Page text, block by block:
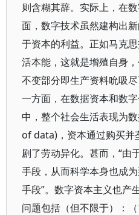
则含糊其辞。实际上，在
面，数字技术虽然建构出
于资本的利益。正如马克
活本能，这就是增殖自身
不变部分即生产资料吮吸
一方面，在数据资本和数
中，整个社会生活表现为
of data)，资本通过购买并
剧了劳动异化。甚而，“由
手段，从而科学本身也成
手段”。数字资本主义也产
问题包括（但不限于）：